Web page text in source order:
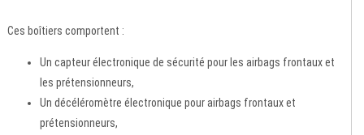
Ces boîtiers comportent :
Un capteur électronique de sécurité pour les airbags frontaux et
les prétensionneurs,
Un décéléromètre électronique pour airbags frontaux et
prétensionneurs,